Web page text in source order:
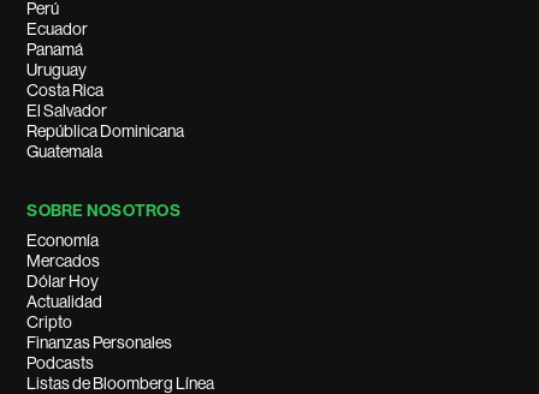
Perú
Ecuador
Panamá
Uruguay
Costa Rica
El Salvador
República Dominicana
Guatemala
SOBRE NOSOTROS
Economía
Mercados
Dólar Hoy
Actualidad
Cripto
Finanzas Personales
Podcasts
Listas de Bloomberg Línea